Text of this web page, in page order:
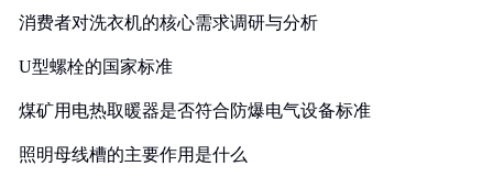
消费者对洗衣机的核心需求调研与分析
U型螺栓的国家标准
煤矿用电热取暖器是否符合防爆电气设备标准
照明母线槽的主要作用是什么